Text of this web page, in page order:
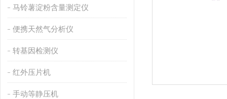
马铃薯淀粉含量测定仪
便携天然气分析仪
转基因检测仪
红外压片机
手动等静压机